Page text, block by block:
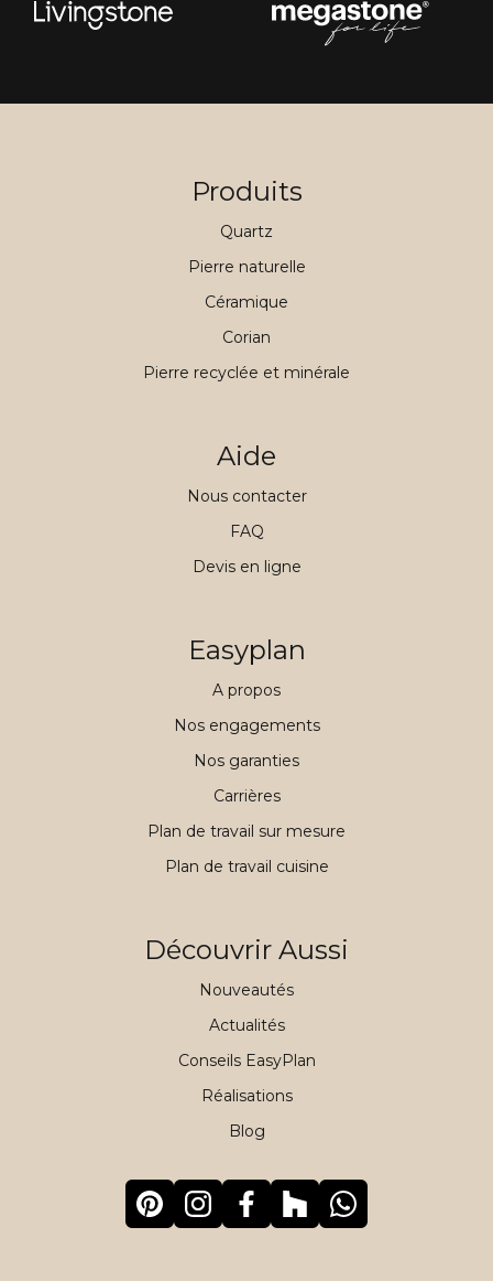
Produits
Quartz
Pierre naturelle
Céramique
Corian
Pierre recyclée et minérale
Aide
Nous contacter
FAQ
Devis en ligne
Easyplan
A propos
Nos engagements
Nos garanties
Carrières
Plan de travail sur mesure
Plan de travail cuisine
Découvrir Aussi
Nouveautés
Actualités
Conseils EasyPlan
Réalisations
Blog